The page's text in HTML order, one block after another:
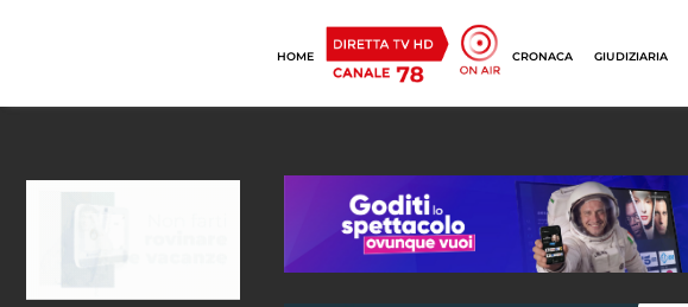
HOME CRONACA GIUDIZIARIA